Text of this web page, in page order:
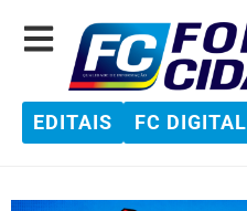
EDITAIS FC DIGITAL